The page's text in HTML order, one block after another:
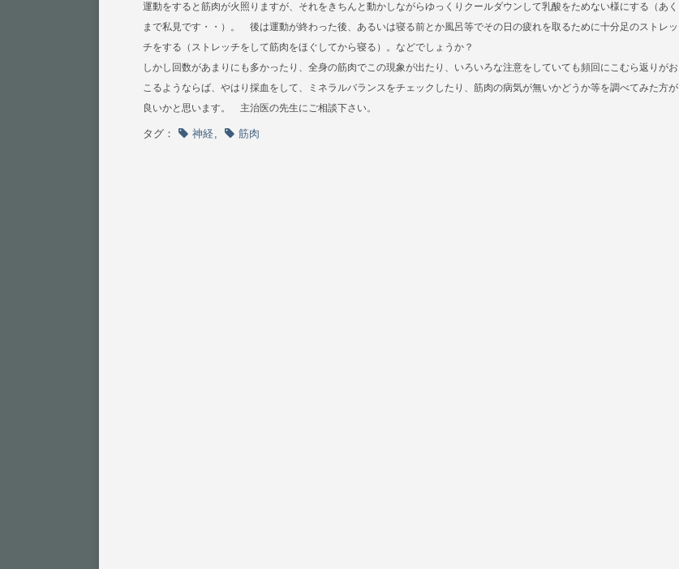
運動をすると筋肉が火照りますが、それをきちんと動かしながらゆっくりクールダウンして乳酸をためない様にする（あく
まで私見です・・）。 後は運動が終わった後、あるいは寝る前とか風呂等でその日の疲れを取るために十分足のストレッ
チをする（ストレッチをして筋肉をほぐしてから寝る）。などでしょうか？
しかし回数があまりにも多かったり、全身の筋肉でこの現象が出たり、いろいろな注意をしていても頻回にこむら返りがお
こるようならば、やはり採血をして、ミネラルバランスをチェックしたり、筋肉の病気が無いかどうか等を調べてみた方が
良いかと思います。 主治医の先生にご相談下さい。
タグ： 神経, 筋肉